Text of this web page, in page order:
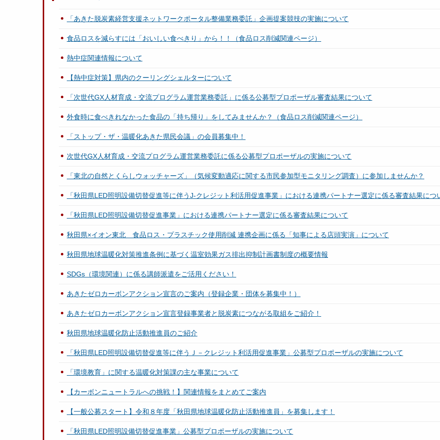
「あきた脱炭素経営支援ネットワークポータル整備業務委託」企画提案競技の実施について
食品ロスを減らすには「おいしい食べきり」から！！（食品ロス削減関連ページ）
熱中症関連情報について
【熱中症対策】県内のクーリングシェルターについて
「次世代GX人材育成・交流プログラム運営業務委託」に係る公募型プロポーザル審査結果について
外食時に食べきれなかった食品の「持ち帰り」をしてみませんか？（食品ロス削減関連ページ）
「ストップ・ザ・温暖化あきた県民会議」の会員募集中！
次世代GX人材育成・交流プログラム運営業務委託に係る公募型プロポーザルの実施について
「東北の自然とくらしウォッチャーズ」（気候変動適応に関する市民参加型モニタリング調査）に参加しませんか？
「秋田県LED照明設備切替促進等に伴うJ-クレジット利活用促進事業」における連携パートナー選定に係る審査結果につ
「秋田県LED照明設備切替促進事業」における連携パートナー選定に係る審査結果について
秋田県×イオン東北 食品ロス・プラスチック使用削減 連携企画に係る「知事による店頭実演」について
秋田県地球温暖化対策推進条例に基づく温室効果ガス排出抑制計画書制度の概要情報
SDGs（環境関連）に係る講師派遣をご活用ください！
あきたゼロカーボンアクション宣言のご案内（登録企業・団体を募集中！）
あきたゼロカーボンアクション宣言登録事業者と脱炭素につながる取組をご紹介！
秋田県地球温暖化防止活動推進員のご紹介
「秋田県LED照明設備切替促進等に伴うＪ－クレジット利活用促進事業」公募型プロポーザルの実施について
「環境教育」に関する温暖化対策課の主な事業について
【カーボンニュートラルへの挑戦！】関連情報をまとめてご案内
【一般公募スタート】令和８年度「秋田県地球温暖化防止活動推進員」を募集します！
「秋田県LED照明設備切替促進事業」公募型プロポーザルの実施について